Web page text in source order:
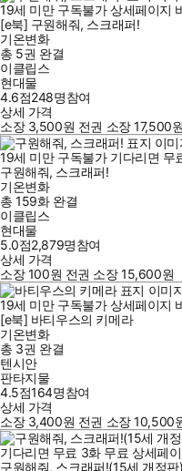
19세 미만 구독불가 상세페이지
[e북] 구원해줘, 스크래퍼!
기온변화
총 5권 완결
이클립스
현대물
4.6점248명참여
상세 가격
소장 3,500원 전권 소장17,500원
19세 미만 구독불가 기다리면 무
구원해줘, 스크래퍼!
기온변화
총 159화 완결
이클립스
현대물
5.0점2,879명참여
상세 가격
소장100원 전권 소장15,600원
19세 미만 구독불가 상세페이지
[e북] 바티우스의 키메라
기온변화
총 3권 완결
텐시안
판타지물
4.5점164명참여
상세 가격
소장 3,400원 전권 소장10,500
기다리면 무료 3화 무료 상세페
구원해줘, 스크래퍼!(15세 개정판)